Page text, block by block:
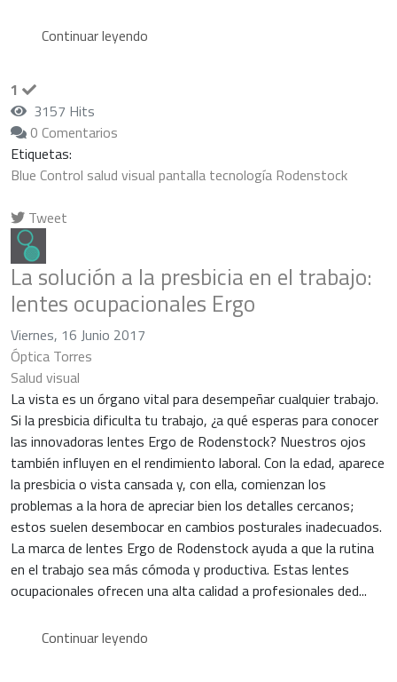
Continuar leyendo
1
3157 Hits
0 Comentarios
Etiquetas:
Blue Control salud visual pantalla tecnología Rodenstock
Tweet
pinterest
La solución a la presbicia en el trabajo:
lentes ocupacionales Ergo
Viernes, 16 Junio 2017
Óptica Torres
Salud visual
La vista es un órgano vital para desempeñar cualquier trabajo.
Si la presbicia dificulta tu trabajo, ¿a qué esperas para conocer
las innovadoras lentes Ergo de Rodenstock? Nuestros ojos
también influyen en el rendimiento laboral. Con la edad, aparece
la presbicia o vista cansada y, con ella, comienzan los
problemas a la hora de apreciar bien los detalles cercanos;
estos suelen desembocar en cambios posturales inadecuados.
La marca de lentes Ergo de Rodenstock ayuda a que la rutina
en el trabajo sea más cómoda y productiva. Estas lentes
ocupacionales ofrecen una alta calidad a profesionales ded...
Continuar leyendo